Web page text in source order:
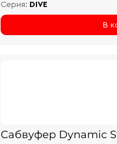
Серия: DIVE
В
Сабвуфер Dynamic